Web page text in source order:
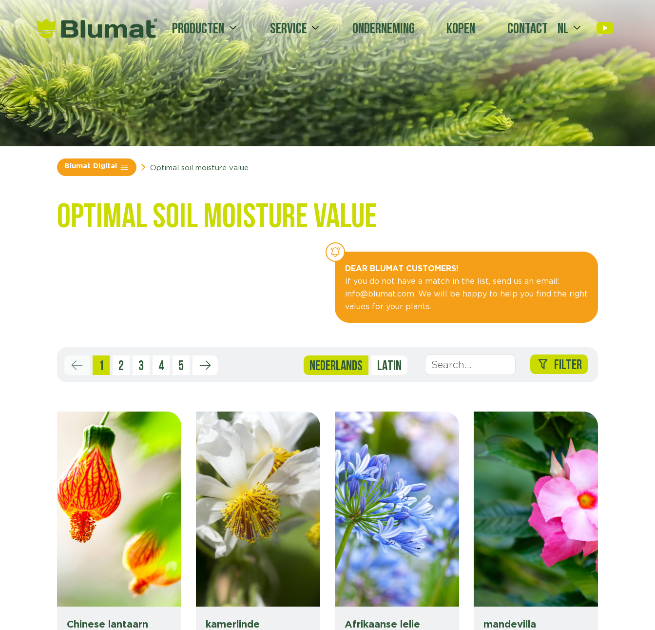
Producten Service Onderneming Kopen Contact nl
Blumat Digital Optimal soil moisture value
Optimal soil moisture value
DEAR BLUMAT CUSTOMERS!
If you do not have a match in the list, send us an email:
info@blumat.com. We will be happy to help you find the right
values for your plants.
1 2 3 4 5 NEDERLANDS LATIN FILTER
Chinese lantaarn kamerlinde Afrikaanse lelie mandevilla